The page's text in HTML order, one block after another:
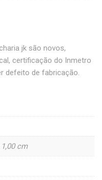
jk são novos,
certificação do Inmetro
defeito de fabricação.
1,00 cm